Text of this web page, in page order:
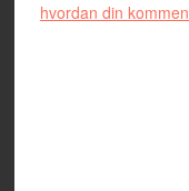
hvordan din